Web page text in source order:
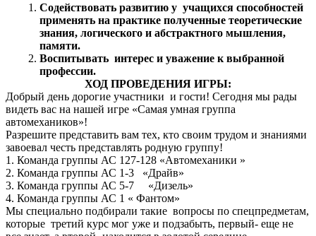
Содействовать развитию у учащихся способностей
применять на практике полученные теоретические
знания, логического и абстрактного мышления,
памяти.
Воспитывать интерес и уважение к выбранной
профессии.
ХОД ПРОВЕДЕНИЯ ИГРЫ:
Добрый день дорогие участники и гости! Сегодня мы рады
видеть вас на нашей игре «Самая умная группа
автомехаников»!
Разрешите представить вам тех, кто своим трудом и знаниями
завоевал честь представлять родную группу!
1. Команда группы АС 127-128 «Автомеханики »
2. Команда группы АС 1-3 «Драйв»
3. Команда группы АС 5-7 «Дизель»
4. Команда группы АС 1 « Фантом»
Мы специально подбирали такие вопросы по спецпредметам,
которые третий курс мог уже и подзабыть, первый- еще не